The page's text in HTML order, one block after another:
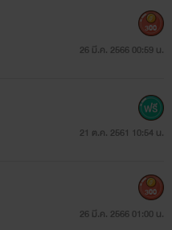
ก่าไม่จบบ ถามตัวเองเลยตอนนี้
26 มี.ค. 2566 00:59 น.
300
21 ต.ค. 2561 10:54 น.
26 มี.ค. 2566 01:00 น.
300